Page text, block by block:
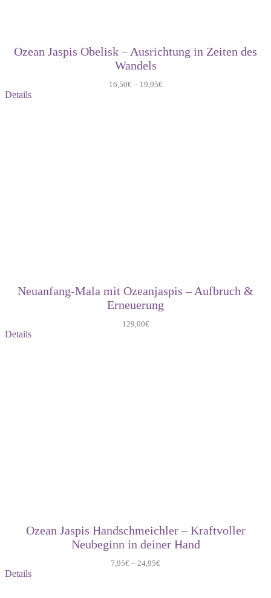
Ozean Jaspis Obelisk – Ausrichtung in Zeiten des
Wandels
16,50€– 19,95€
Details
Neuanfang-Mala mit Ozeanjaspis – Aufbruch &
Erneuerung
129,00€
Details
Ozean Jaspis Handschmeichler – Kraftvoller
Neubeginn in deiner Hand
7,95€ – 24,95€
Details